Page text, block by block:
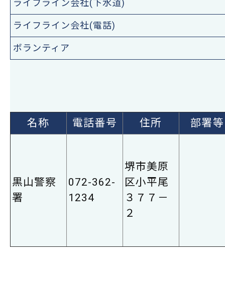
ライフライン会社(下水道)
ライフライン会社(電話)
ボランティア
名称 電話番号 住所 部署等
黒山警察
署
072-362-
1234
堺市美原
区小平尾
３７７－
２